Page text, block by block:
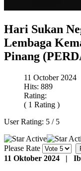
Hari Sukan
Lembaga
Pinang
11 October 2024
Hits: 889
Rating:
( 1 Rating )
User Rating: 5 / 5
Please Rate
11 Oktober 2024 |